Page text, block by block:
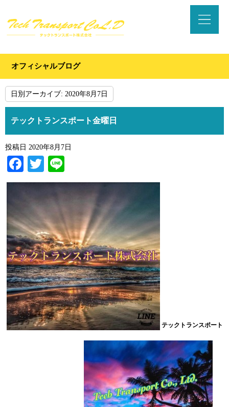
オフィシャルブログ
日別アーカイブ: 2020年8月7日
テックトランスポート金曜日
投稿日 2020年8月7日
Facebook
Twitter
テックトランスポート